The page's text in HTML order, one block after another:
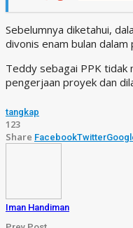
Sebelumnya diketahui,
divonis enam bulan
Teddy sebagai PPK tidak
pengerjaan proyek dan
tangkap
123
Share FacebookTwitter
Iman Handiman